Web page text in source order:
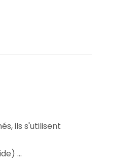
ils s'utilisent
...